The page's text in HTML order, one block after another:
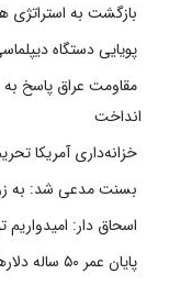
بازگشت به استراتژی
پویایی دستگاه
مقاومت عراق پاسخ
انداخت
خزانه‌داری آمریکا
بسنت مدعی شد: به
اسحاق دار:
پایان عمر ۵۰ ساله دلارهای نفتی به دست ایران